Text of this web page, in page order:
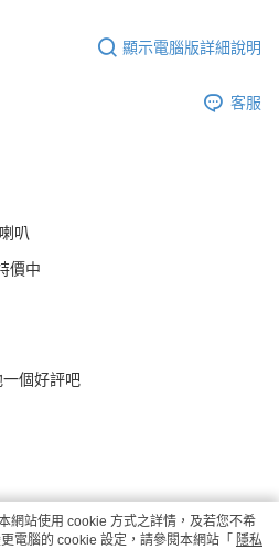
顯示電腦版詳細說明
客服
叭
價中
個好評吧
網站使用 cookie 方式之詳情，及若您不希
電腦的 cookie 設定，請參閱本網站「 隱私